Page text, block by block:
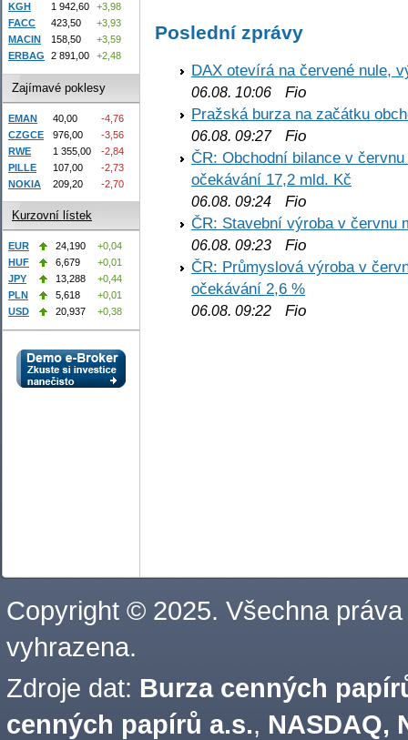
Poslední zprávy
DAX otevírá na červené nule,
06.08. 10:06 Fio
Pražská burza na začátku
06.08. 09:27Fio
ČR: Obchodní bilance v
očekávání 17,2 mld. Kč
06.08. 09:24 Fio
ČR: Stavební výroba v červnu
06.08. 09:23 Fio
ČR: Průmyslová výroba v
očekávání 2,6 %
06.08. 09:22 Fio
KGH
1 942,60
+3,98
FACC
423,50
+3,93
MACIN
158,50
+3,59
ERBAG
2 891,00 +2,48
Zajímavé poklesy
EMAN 40,00
-4,76
CZGCE
976,00
-3,56
RWE
1 355,00
-2,84
PILLE
107,00
-2,73
NOKIA
209,20 -2,70
Kurzovní lístek
EUR 24,190
+0,04
HUF
6,679
+0,01
JPY
13,288
+0,44
PLN
5,618
+0,01
USD
20,937 +0,38
Copyright © 2025. Všechna práva
vyhrazena.
Zdroje dat: Burza cenných
cenných papírů a.s., NASDAQ,